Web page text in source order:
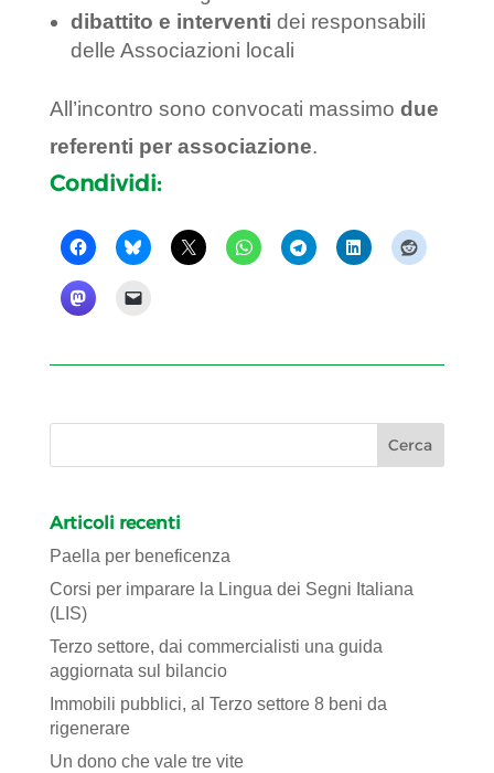
dibattito e interventi dei responsabili
delle Associazioni locali
All’incontro sono convocati massimo due
referenti per associazione.
Condividi:
Articoli recenti
Paella per beneficenza
Corsi per imparare la Lingua dei Segni Italiana
(LIS)
Terzo settore, dai commercialisti una guida
aggiornata sul bilancio
Immobili pubblici, al Terzo settore 8 beni da
rigenerare
Un dono che vale tre vite